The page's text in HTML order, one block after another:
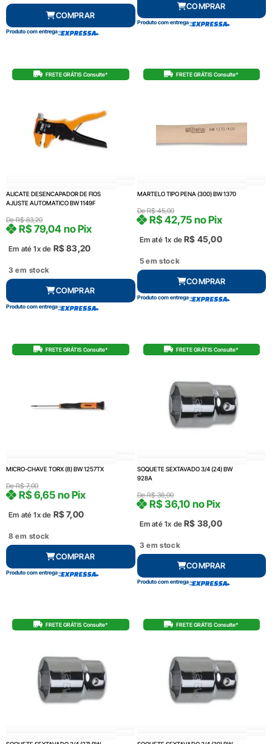
COMPRAR
Produto com entrega
COMPRAR
Produto com entrega
FRETE GRÁTIS Consulte*
ALICATE DESENCAPADOR DE FIOS
AJUSTE AUTOMATICO BW 1149F
DeR$83,20
Em até 1x de R$83,20
R$79,04 no Pix
3 em stock
COMPRAR
Produto com entrega
FRETE GRÁTIS Consulte*
MARTELO TIPO PENA (300) BW 1370
DeR$45,00
Em até 1x de R$ 45,00
R$42,75 no Pix
5 em stock
COMPRAR
Produto com entrega
FRETE GRÁTIS Consulte*
MICRO-CHAVE TORX (8) BW 1257TX
DeR$7,00
Em até 1x de R$7,00
R$6,65 no Pix
8 em stock
COMPRAR
Produto com entrega
FRETE GRÁTIS Consulte*
SOQUETE SEXTAVADO 3/4 (24) BW
928A
DeR$38,00
Em até 1x de R$ 38,00
R$36,10 no Pix
3 em stock
COMPRAR
Produto com entrega
FRETE GRÁTIS Consulte* FRETE GRÁTIS Consulte*